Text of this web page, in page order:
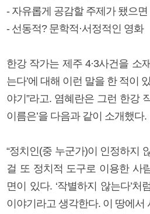
- 자유롭게 공감할 주제가 됐으면
- 선동적? 문학적·서정적인 영화
한강 작가는 제주 4·3사건을 소
는다’에 대해 이런 말을 한 적이
야기”라고. 염혜란은 그런 한강
이름은’을 다음과 같이 소개했다.
“정치인(중 누군가)이 인정하지
걸 또 정치적 도구로 이용한 사
면이 있다. ‘작별하지 않는다’
이야기라고 생각한다. 이 땅에서